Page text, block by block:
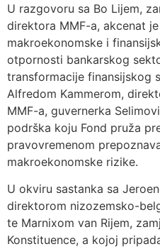
U razgovoru sa Bo Lijem,
direktora MMF-a, akcenat
makroekonomske i
otpornosti bankarskog
transformacije finansijskog
Alfredom Kammerom,
MMF-a, guvernerka
podrška koju Fond pruža
pravovremenom
makroekonomske rizike.
U okviru sastanka sa
direktorom nizozemsko-
te Marnixom van Rijem,
Konstituence, a kojoj